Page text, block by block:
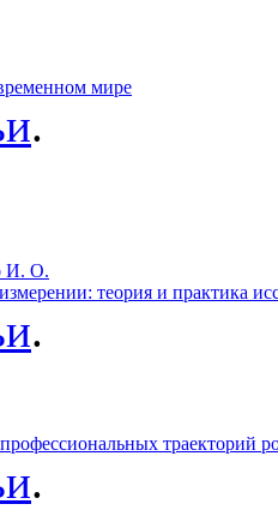
мире
.
И. О.
теория и практика
.
траекторий
.